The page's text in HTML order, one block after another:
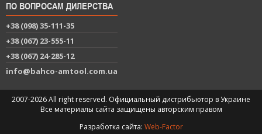
ПО ВОПРОСАМ ДИЛЕРСТВА
+38 (098) 35-111-35
+38 (067) 23-555-11
+38 (067) 24-285-12
info@bahco-amtool.com.ua
2007-2026 All right reserved. Официальный дистрибьютор в Украине
Все материалы сайта защищены авторским правом
Разработка сайта: Web-Factor